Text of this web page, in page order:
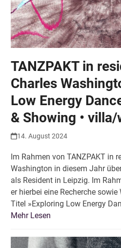
TANZPAKT in
Charles
Low Energy
& Showing •
14. August 2024
Im Rahmen von TANZPAKT in
Washington in diesem Jahr
als Resident in Leipzig. Im
er hierbei eine Recherche
Titel »Exploring Low Energy
Mehr Lesen